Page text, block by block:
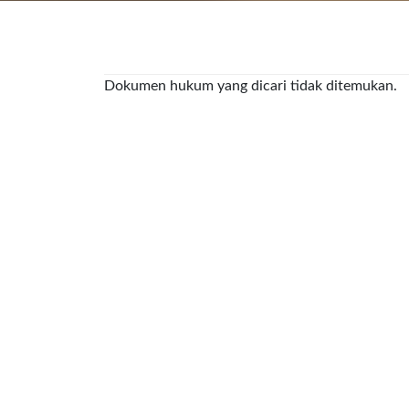
Dokumen hukum yang dicari tidak ditemukan.